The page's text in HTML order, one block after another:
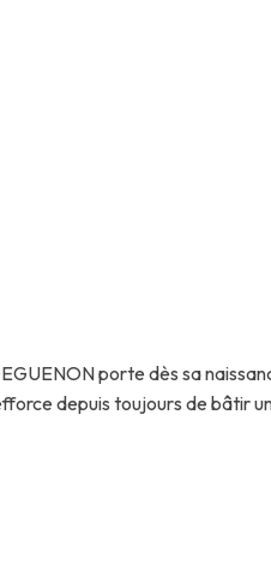
porte dès sa
depuis toujours de bâtir